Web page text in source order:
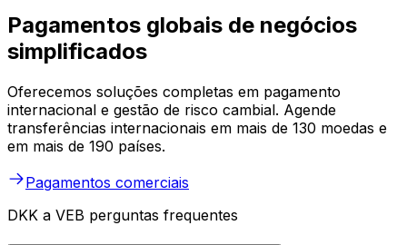
Pagamentos globais de negócios
simplificados
Oferecemos soluções completas em pagamento
internacional e gestão de risco cambial. Agende
transferências internacionais em mais de 130 moedas e
em mais de 190 países.
Pagamentos comerciais
DKK a VEB perguntas frequentes